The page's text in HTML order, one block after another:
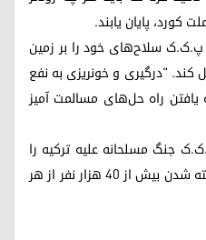
کورد، پایان یابند.
پ.ک.ک سلاح‌های خود را بر زمین
کند. "درگیری و خونریزی به نفع
راه حل‌های مسالمت آمیز
جنگ مسلحانه علیه ترکیه را
آغاز کرده، جنگی که منجر به کشته شدن بیش از ٤٠ هزار نفر از هر